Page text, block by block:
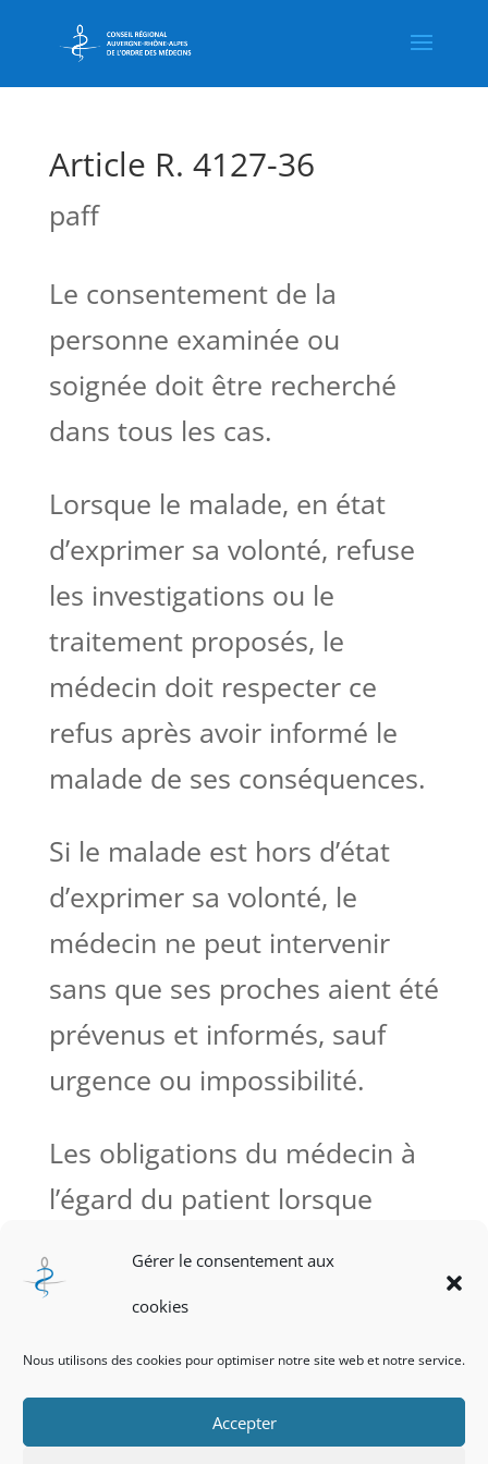
Gérer le consentement aux
cookies
Nous utilisons des cookies pour optimiser notre site web et notre service.
Accepter
Article R. 4127-36
paff
Le consentement de la
personne examinée ou
soignée doit être recherché
dans tous les cas.
Lorsque le malade, en état
d’exprimer sa volonté, refuse
les investigations ou le
traitement proposés, le
médecin doit respecter ce
refus après avoir informé le
malade de ses conséquences.
Si le malade est hors d’état
d’exprimer sa volonté, le
médecin ne peut intervenir
sans que ses proches aient été
prévenus et informés, sauf
urgence ou impossibilité.
Les obligations du médecin à
l’égard du patient lorsque
celui-ci est un mineur ou un
majeur protégé sont définies à
Politique de cookies